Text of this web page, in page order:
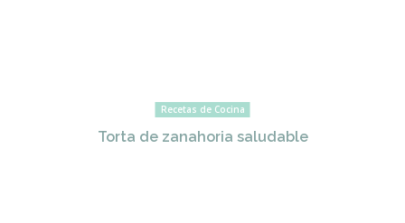
Recetas de Cocina
Torta de zanahoria saludable